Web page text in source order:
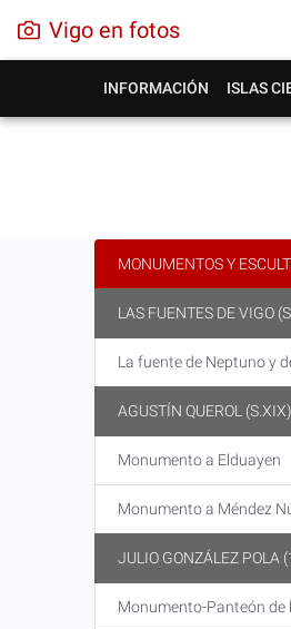
Vigo en fotos
INFORMACIÓN ISLAS
MONUMENTOS Y
LAS FUENTES DE VIGO
La fuente de Neptuno y
AGUSTÍN QUEROL (S.XIX)
Monumento a Elduayen
Monumento a Méndez
JULIO GONZÁLEZ POLA
Monumento-Panteón de